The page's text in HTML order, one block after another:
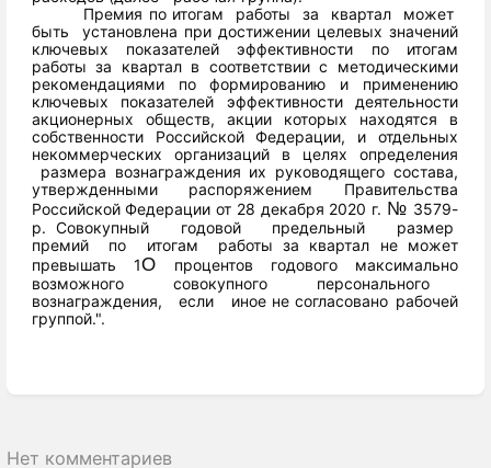
Премия по итогам работы за квартал
может
быть
установлена при достижении целевых значений
ключевых показателей эффективности
по
итогам
работы за квартал в соответствии с
методическими
рекомендациями по формированию и применению
ключевых показателей
эффективности
деятельности
акционерных
обществ, акции которых находятся
в
собственности
Российской Федерации, и
отдельных
некоммерческих
организаций в целях
определения
размера вознаграждения их руководящего состава,
утвержденными
распоряжением
Правительства
Российской Федерации от 28 декабря 2020 г. № 3579-
р.
Совокупный годовой предельный
размер
премий
по итогам работы за квартал не
может
превышать
1О процентов годового
максимально
возможного
совокупного
персонального
вознаграждения,
если иное не согласовано рабочей
группой.".
Нет комментариев